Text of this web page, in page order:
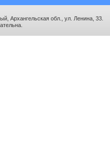
Архангельская обл., ул. Ленина, 33.